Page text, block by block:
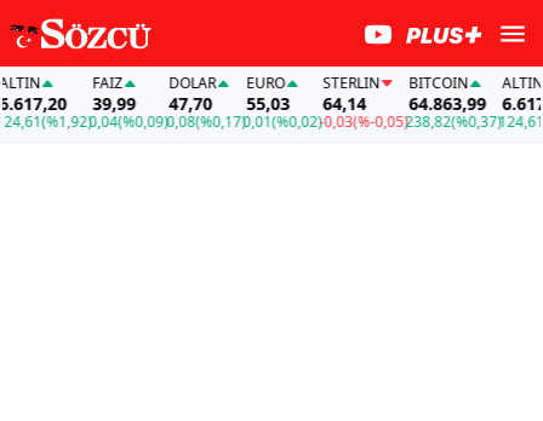
(%1,92)
FAİZ
39,99
0,04(%0,09)
DOLAR
47,70
0,08(%0,17)
EURO
55,03
0,01(%0,02)
STERLIN
64,14
-0,03(%-0,05)
BITCOIN
64.863,99
238,82(%0,37)
ALTIN
124,61